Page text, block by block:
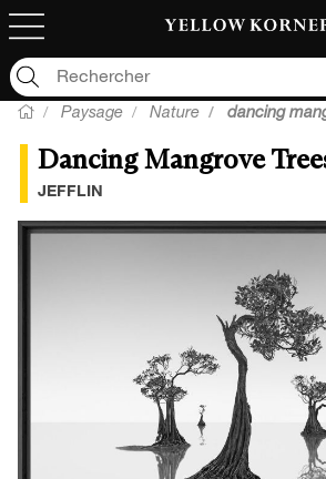
Paysage Nature dancing
Dancing Mangrove
JEFFLIN